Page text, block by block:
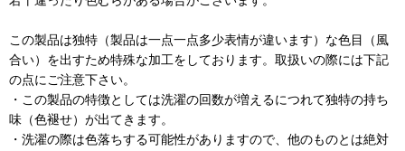
この製品は独特（製品は一点一点多少表情が違います）な色目（風
合い）を出すため特殊な加工をしております。取扱いの際には下記
の点にご注意下さい。
・この製品の特徴としては洗濯の回数が増えるにつれて独特の持ち
味（色褪せ）が出てきます。
・洗濯の際は色落ちする可能性がありますので、他のものとは絶対